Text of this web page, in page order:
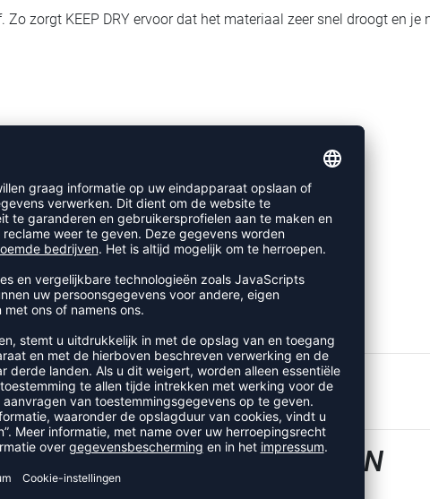
zorgt KEEP DRY ervoor dat het materiaal zeer snel droogt en je
BEKEKEN
TRAININGSBROEKEN